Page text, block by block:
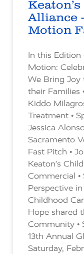
Alliance
Motion
In this Edition
Motion:
We Bring Joy
their Families
Kiddo
Treatment •
Jessica
Sacramento
Fast Pitch •
Keaton’s
Commercial •
Perspective
Childhood
Hope shared
Community •
13th Annual
Saturday,